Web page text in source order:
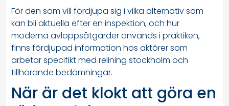
För den som vill fördjupa sig i vilka alternativ som
kan bli aktuella efter en inspektion, och hur
moderna avloppsåtgärder används i praktiken,
finns fördjupad information hos aktörer som
arbetar specifikt med relining stockholm och
tillhörande bedömningar.
När är det klokt att göra en